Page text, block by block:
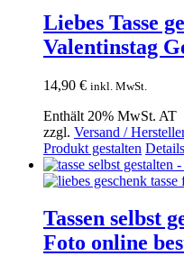
Liebes Tasse
Valentinstag
14,90 € inkl. MwSt.
Enthält 20% MwSt. AT
zzgl. Versand /
Produkt gestalten
Tassen selbst
Foto online